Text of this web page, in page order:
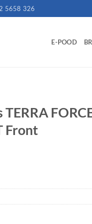
5658 326
E-POOD
Front